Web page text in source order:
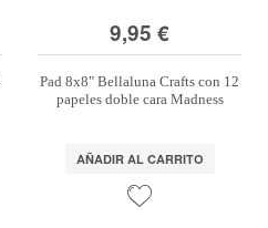
9,95 €
Pad 8x8" Bellaluna Crafts con 12
papeles doble cara Madness
AÑADIR AL CARRITO